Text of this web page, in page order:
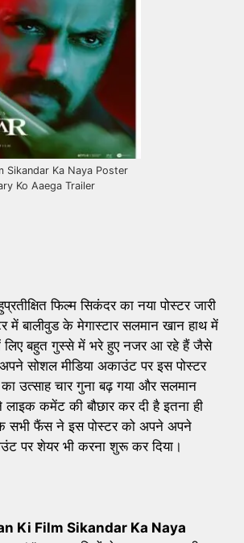
Sikandar Ka Naya Poster
Ko Aaega Trailer
फिल्म सिकंदर का नया पोस्टर जारी
में बालीवुड के मेगास्टार सलमान खान हाथ में
लिए बहुत गुस्से में भरे हुए नजर आ रहे हैं जैसे
सोशल मीडिया अकाउंट पर इस पोस्टर
उत्साह चार गुना बढ़ गया और सलमान
कमेंट की बौछार कर दी है इतना ही
सभी फैंस ने इस पोस्टर को अपने अपने
पर शेयर भी करना शुरू कर दिया।
Ki Film Sikandar Ka Naya